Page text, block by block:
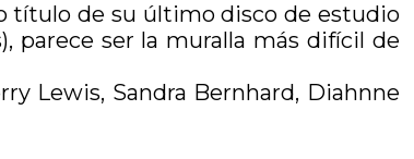
título de su último disco de estudio
parece ser la muralla más difícil de
Lewis, Sandra Bernhard, Diahnne